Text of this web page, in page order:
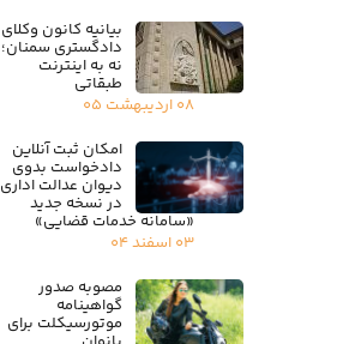
بیانیه کانون وکلای
دادگستری سمنان؛
نه به اینترنت
طبقاتی
۰۸ اردیبهشت ۰۵
امکان ثبت آنلاین
دادخواست بدوی
دیوان عدالت اداری
در نسخه جدید
«سامانه خدمات قضایی»
۰۳ اسفند ۰۴
مصوبه صدور
گواهینامه
موتورسیکلت برای